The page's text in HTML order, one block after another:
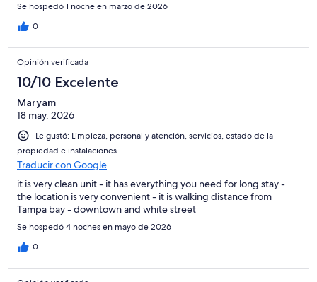
Se hospedó 1 noche en marzo de 2026
0
Opinión verificada
10/10 Excelente
Maryam
18 may. 2026
Le gustó: Limpieza, personal y atención, servicios, estado de la
propiedad e instalaciones
Traducir con Google
it is very clean unit - it has everything you need for long stay -
the location is very convenient - it is walking distance from
Tampa bay - downtown and white street
Se hospedó 4 noches en mayo de 2026
0